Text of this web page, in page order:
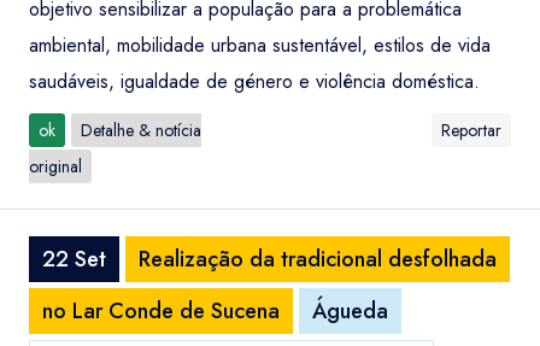
objetivo sensibilizar a população para a problemática
ambiental, mobilidade urbana sustentável, estilos de vida
saudáveis, igualdade de género e violência doméstica.
ok
Detalhe & notícia
original
Reportar
22 Set
Realização da tradicional desfolhada
no Lar Conde de Sucena
Águeda